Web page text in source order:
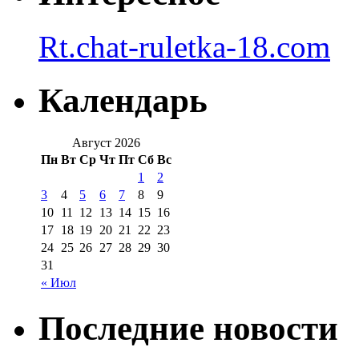
Rt.chat-ruletka-18.com
Календарь
Август 2026
Пн Вт Ср Чт Пт Сб Вс
« Июл
1
2
3
4 5 6 7 8
9
10 11 12 13 14 15 16
17 18 19 20 21 22 23
24 25 26 27 28 29 30
31
Последние новости